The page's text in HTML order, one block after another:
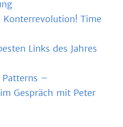
Konterrevolution! Time
Links des Jahres
Patterns –
Gespräch mit Peter